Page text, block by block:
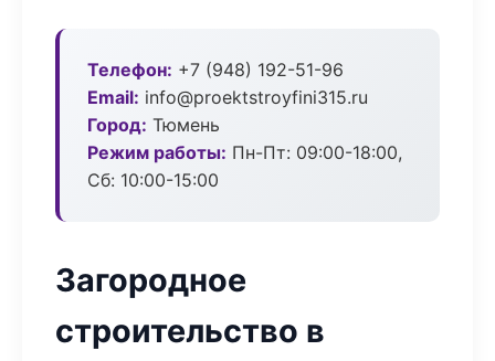
Телефон: +7 (948) 192-51-96
Email: info@proektstroyfini315.ru
Город: Тюмень
Режим работы: Пн-Пт: 09:00-18:00,
Сб: 10:00-15:00
Загородное
строительство в